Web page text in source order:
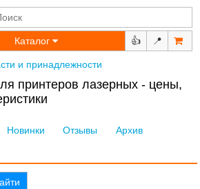
Каталог 👍 📍
и принадлежности
принтеров лазерных - цены,
Новинки Отзывы
Архив